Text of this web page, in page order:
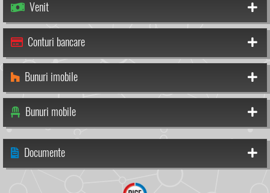
Venit
Conturi bancare
Bunuri imobile
Bunuri mobile
Documente